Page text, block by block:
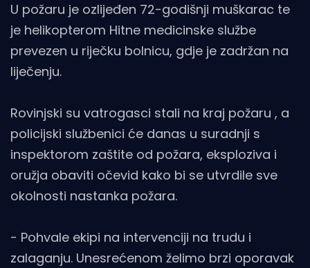
U požaru je ozlijeđen 72-godišnji muškarac te
je helikopterom Hitne medicinske službe
prevezen u riječku bolnicu, gdje je zadržan na
liječenju.
Rovinjski su vatrogasci stali na kraj požaru , a
policijski službenici će danas u suradnji s
inspektorom zaštite od požara, eksploziva i
oružja obaviti očevid kako bi se utvrdile sve
okolnosti nastanka požara.
- Pohvale ekipi na intervenciji na trudu i
zalaganju. Unesrećenom želimo brzi oporavak